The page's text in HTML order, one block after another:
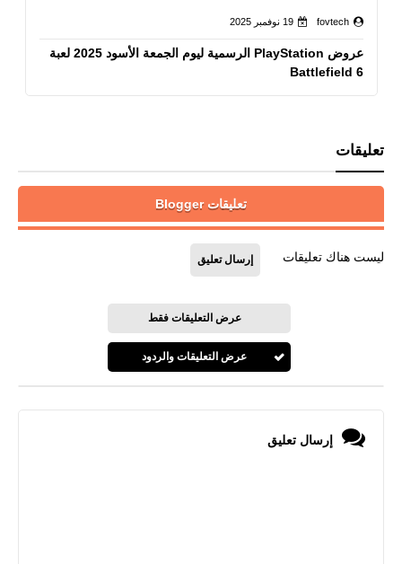
fovtech 19 نوفمبر 2025
عروض PlayStation الرسمية ليوم الجمعة الأسود 2025 لعبة
Battlefield 6
تعليقات
تعليقات Blogger
ليست هناك تعليقات إرسال تعليق
عرض التعليقات فقط
عرض التعليقات والردود
إرسال تعليق